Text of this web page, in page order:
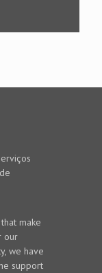
make
our
we have
support